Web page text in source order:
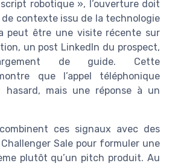
robotique », l’ouverture doit
contexte issu de la technologie
peut être une visite récente sur
un post LinkedIn du prospect,
de guide. Cette
que l’appel téléphonique
mais une réponse à un
ces signaux avec des
Sale pour formuler une
plutôt qu’un pitch produit. Au